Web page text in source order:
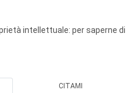
intellettuale: per saperne di
CITAMI